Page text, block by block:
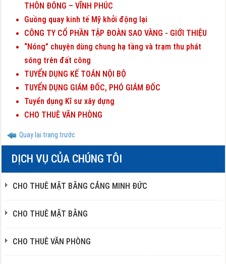
THÔN ĐÔNG – VĨNH PHÚC
Guồng quay kinh tế Mỹ khởi động lại
CÔNG TY CỔ PHẦN TẬP ĐOÀN SAO VÀNG - GIỚI THIỆU
“Nóng” chuyện dùng chung hạ tầng và trạm thu phát
sóng trên đất công
TUYỂN DỤNG KẾ TOÁN NỘI BỘ
TUYỂN DỤNG GIÁM ĐỐC, PHÓ GIÁM ĐỐC
Tuyển dụng Kĩ sư xây dựng
CHO THUÊ VĂN PHÒNG
Quay lại trang trước
DỊCH VỤ CỦA CHÚNG TÔI
CHO THUÊ MẶT BẰNG CẢNG MINH ĐỨC
CHO THUÊ MẶT BẰNG
CHO THUÊ VĂN PHÒNG